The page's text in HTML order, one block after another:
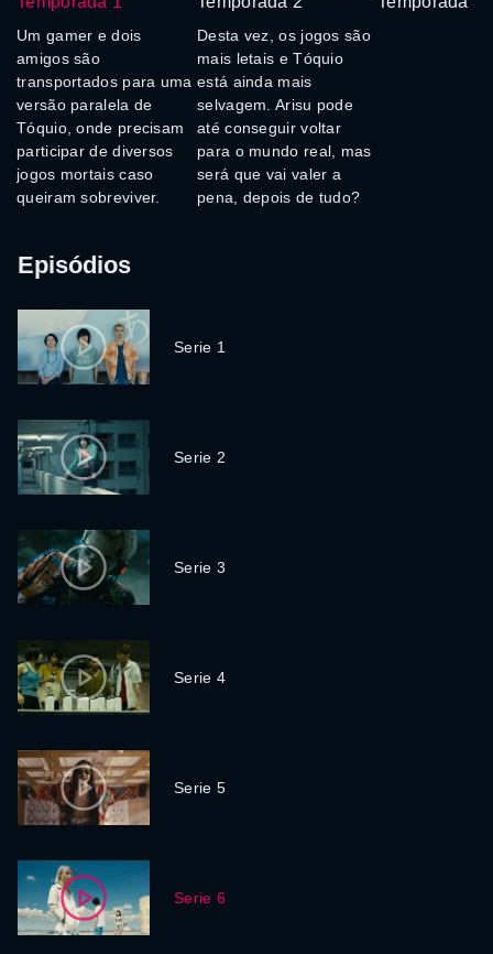
Um gamer e dois
amigos são
transportados para uma
versão paralela de
Tóquio, onde precisam
participar de diversos
jogos mortais caso
queiram sobreviver.
Desta vez, os jogos são
mais letais e Tóquio
está ainda mais
selvagem. Arisu pode
até conseguir voltar
para o mundo real, mas
será que vai valer a
pena, depois de tudo?
Episódios
Serie 1
Serie 2
Serie 3
Serie 4
Serie 5
Serie 6